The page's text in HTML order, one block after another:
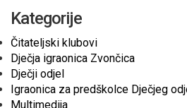
Kategorije
Čitateljski klubovi
Dječja igraonica Zvončica
Dječji odjel
Igraonica za predškolce Dječjeg
Multimedija